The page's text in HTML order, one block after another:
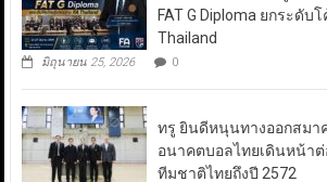
FAT G Diploma ยกระดั
Thailand
มิถุนายน 25, 2026 0
ทรู ยินดีหนุนทางออกสมา
อนาคตบอลไทยเดินหน้า
ทีมชาติไทยถึงปี 2572